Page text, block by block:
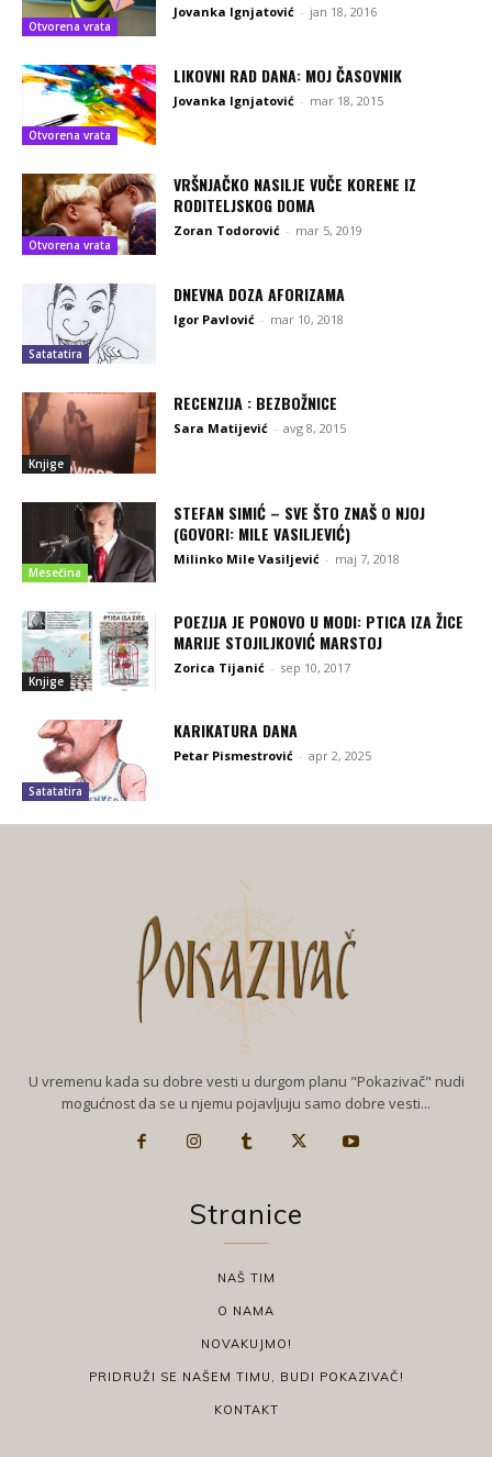
Otvorena vrata
Jovanka Ignjatović - jan 18, 2016
Otvorena vrata
LIKOVNI RAD DANA: MOJ ČASOVNIK
Jovanka Ignjatović - mar 18, 2015
Otvorena vrata
VRŠNJAČKO NASILJE VUČE KORENE IZ
RODITELJSKOG DOMA
Zoran Todorović - mar 5, 2019
Satatatira
DNEVNA DOZA AFORIZAMA
Igor Pavlović - mar 10, 2018
Knjige
RECENZIJA : BEZBOŽNICE
Sara Matijević - avg 8, 2015
Mesečina
STEFAN SIMIĆ – SVE ŠTO ZNAŠ O NJOJ
(GOVORI: MILE VASILJEVIĆ)
Milinko Mile Vasiljević - maj 7, 2018
Knjige
POEZIJA JE PONOVO U MODI: PTICA IZA ŽICE
MARIJE STOJILJKOVIĆ MARSTOJ
Zorica Tijanić - sep 10, 2017
Satatatira
KARIKATURA DANA
Petar Pismestrović - apr 2, 2025
U vremenu kada su dobre vesti u durgom planu "Pokazivač" nudi
mogućnost da se u njemu pojavljuju samo dobre vesti...
Stranice
NAŠ TIM
O NAMA
NOVAKUJMO!
PRIDRUŽI SE NAŠEM TIMU, BUDI POKAZIVAČ!
KONTAKT